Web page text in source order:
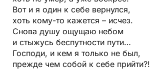
Вот и я один к себе вернулся,
хоть кому-то кажется – исчез.
Снова душу ощущаю небом
и стыжусь беспутности пути…
Господи, и кем я только не был,
прежде чем собой к себе прийти?!